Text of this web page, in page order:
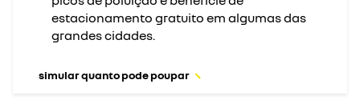
estacionamento gratuito em algumas das
grandes cidades.
simular quanto pode poupar